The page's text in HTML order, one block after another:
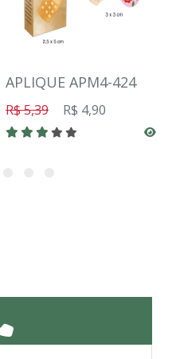
APLIQUE APM4-424
R$ 5,39 R$ 4,90